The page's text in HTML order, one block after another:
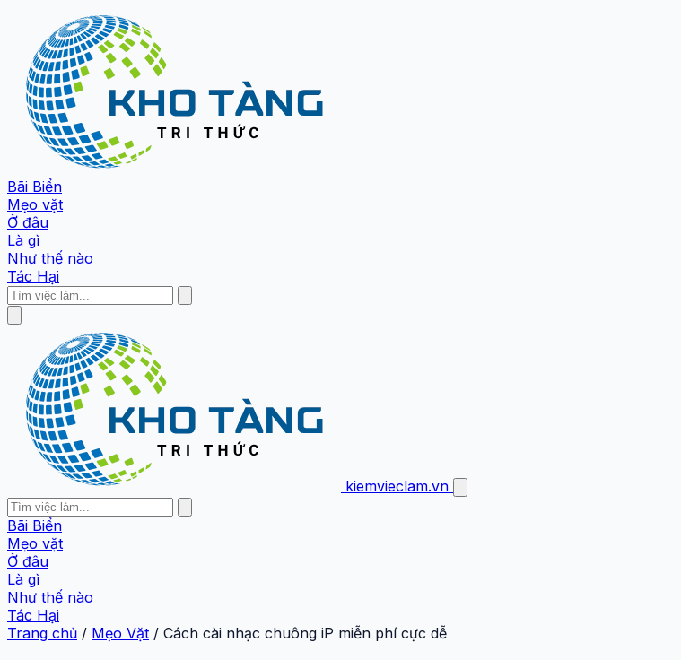
Bãi Biển
Mẹo vặt
Ở đâu
Là gì
Như thế nào
Tác Hại
kiemvieclam.vn
Bãi Biển
Mẹo vặt
Ở đâu
Là gì
Như thế nào
Tác Hại
Trang chủ / Mẹo Vặt / Cách cài nhạc chuông iP miễn phí cực dễ